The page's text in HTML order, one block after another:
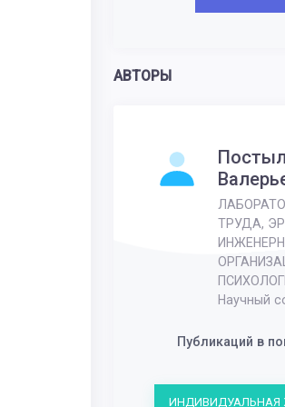
АВТОРЫ
ТРУДА,
Научный
Публикаций в
ИНДИВИДУАЛЬНАЯ